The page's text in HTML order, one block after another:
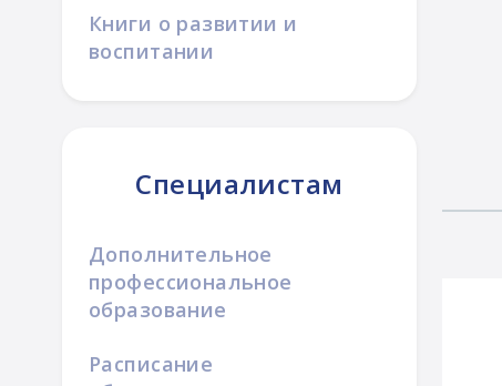
Книги о развитии и
воспитании
Специалистам
Дополнительное
профессиональное
образование
Расписание